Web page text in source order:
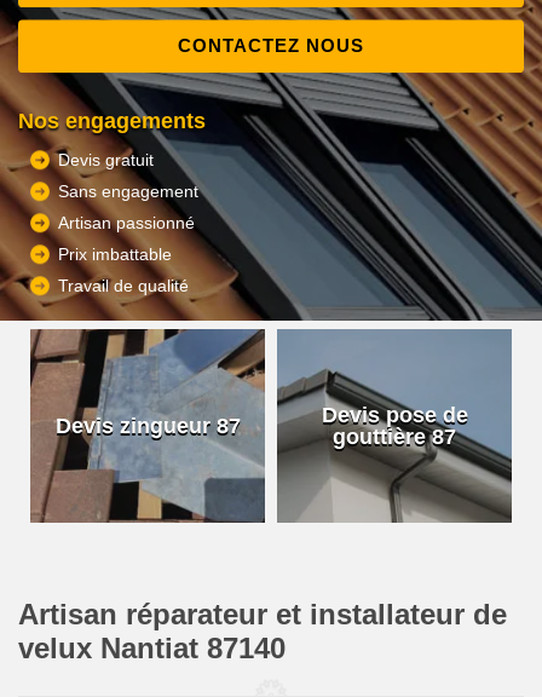
CONTACTEZ NOUS
Nos engagements
Devis gratuit
Sans engagement
Artisan passionné
Prix imbattable
Travail de qualité
Devis zingueur 87
Devis pose de
gouttière 87
Artisan réparateur et installateur de
velux Nantiat 87140